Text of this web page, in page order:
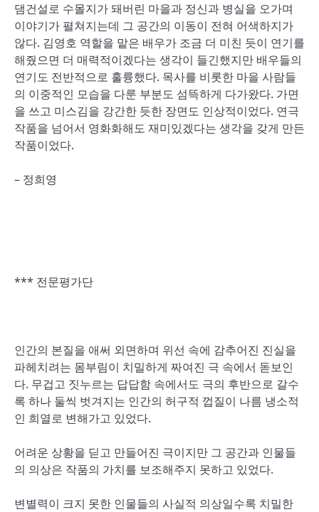
댐건설로 수몰지가 돼버린 마을과 정신과 병실을 오가며
이야기가 펼쳐지는데 그 공간의 이동이 전혀 어색하지가
않다. 김영호 역할을 맡은 배우가 조금 더 미친 듯이 연기를
해줬으면 더 매력적이겠다는 생각이 들긴했지만 배우들의
연기도 전반적으로 훌륭했다. 목사를 비롯한 마을 사람들
의 이중적인 모습을 다룬 부분도 섬뜩하게 다가왔다. 가면
을 쓰고 미스김을 강간한 듯한 장면도 인상적이었다. 연극
작품을 넘어서 영화화해도 재미있겠다는 생각을 갖게 만든
작품이었다.
– 정희영
*** 전문평가단
인간의 본질을 애써 외면하며 위선 속에 감추어진 진실을
파헤치려는 몸부림이 치밀하게 짜여진 극 속에서 돋보인
다. 무겁고 짓누르는 답답함 속에서도 극의 후반으로 갈수
록 하나 둘씩 벗겨지는 인간의 허구적 껍질이 나름 냉소적
인 희열로 변해가고 있었다.
어려운 상황을 딛고 만들어진 극이지만 그 공간과 인물들
의 의상은 작품의 가치를 보조해주지 못하고 있었다.
변별력이 크지 못한 인물들의 사실적 의상일수록 치밀한